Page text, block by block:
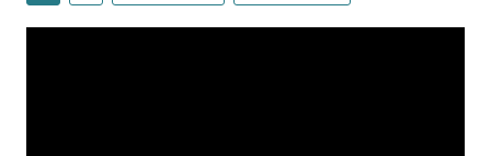
JAMBI